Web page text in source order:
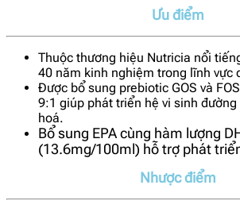
Ưu điểm
Thuộc thương hiệu Nutricia nổi
40 năm kinh nghiệm trong lĩnh vực
Được bổ sung prebiotic GOS và
9:1 giúp phát triển hệ vi sinh
hoá.
Bổ sung EPA cùng hàm lượng
(13.6mg/100ml) hỗ trợ phát
Nhược điểm